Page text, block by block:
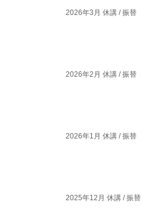
2026年3月 休講 / 振替
2026年2月 休講 / 振替
2026年1月 休講 / 振替
2025年12月 休講 / 振替